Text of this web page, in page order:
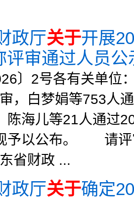
政厅关于开展
评审通过人员公
〕2号各有关单
，白梦娟等753人
陈海儿等21人通过
予以公布。 请评
省财政 ...
政厅关于确定